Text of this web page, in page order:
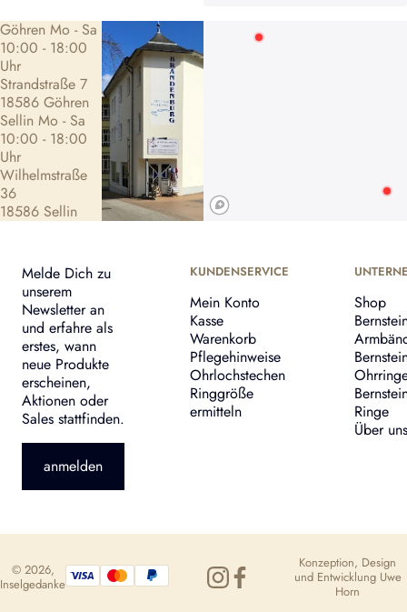
Göhren Mo - Sa
10:00 - 18:00
Uhr
Strandstraße 7
18586 Göhren
Sellin Mo - Sa
10:00 - 18:00
Uhr
Wilhelmstraße
36
18586 Sellin
Melde Dich zu
unserem
Newsletter an
und erfahre als
erstes, wann
neue Produkte
erscheinen,
Aktionen oder
Sales stattfinden.
anmelden
KUNDENSERVICE
Mein Konto
Kasse
Warenkorb
Pflegehinweise
Ohrlochstechen
Ringgröße
ermitteln
Shop
Ringe
Über uns
© 2026,
Inselgedanke
Konzeption, Design
und Entwicklung Uwe
Horn